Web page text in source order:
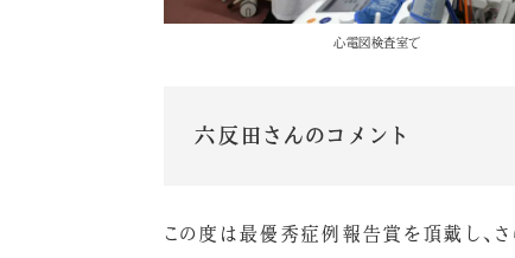
心電図検査室で
六反田さんのコメント
この度は最優秀症例報告賞を頂戴し、